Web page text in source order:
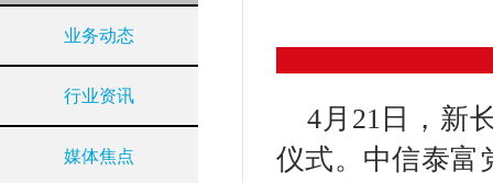
业务动态
行业资讯
媒体焦点
4月21日，新
仪式。中信泰富